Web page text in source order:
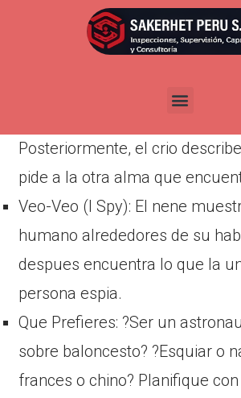
Publicada enabril 6,
Exploracion del tesoro: “?Ve a
Posteriormente, el crio
pide a la otra alma que
Veo-Veo (I Spy): El nene
humano alrededores de su
despues encuentra lo que la
persona espia.
Que Prefieres: ?Ser un
sobre baloncesto? ?Esquiar o
frances o chino? Planifique